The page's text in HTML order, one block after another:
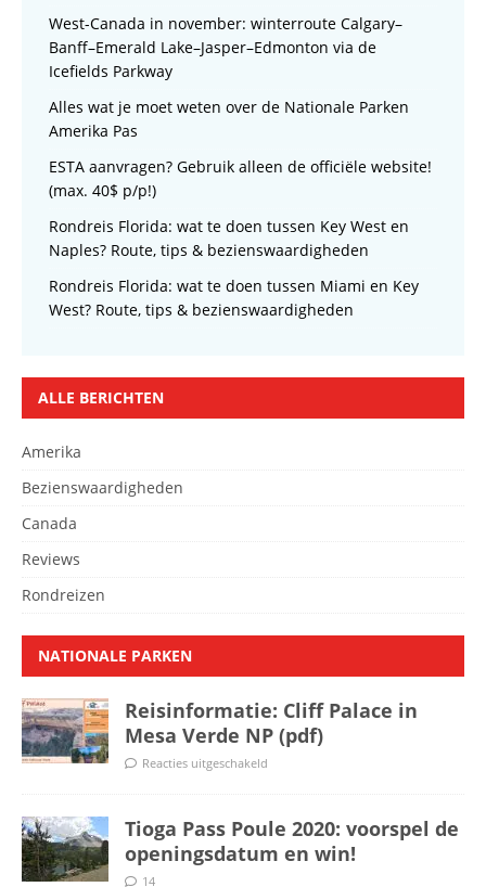
West-Canada in november: winterroute Calgary–
Banff–Emerald Lake–Jasper–Edmonton via de
Icefields Parkway
Alles wat je moet weten over de Nationale Parken
Amerika Pas
ESTA aanvragen? Gebruik alleen de officiële website!
(max. 40$ p/p!)
Rondreis Florida: wat te doen tussen Key West en
Naples? Route, tips & bezienswaardigheden
Rondreis Florida: wat te doen tussen Miami en Key
West? Route, tips & bezienswaardigheden
ALLE BERICHTEN
Amerika
Bezienswaardigheden
Canada
Reviews
Rondreizen
NATIONALE PARKEN
Reisinformatie: Cliff Palace in
Mesa Verde NP (pdf)
Reacties uitgeschakeld
Tioga Pass Poule 2020: voorspel de
openingsdatum en win!
14